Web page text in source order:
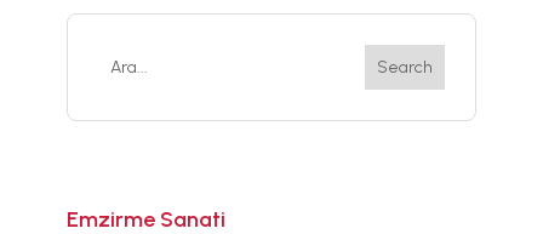
LLL TÜRKİYE
Emzirme Sanati